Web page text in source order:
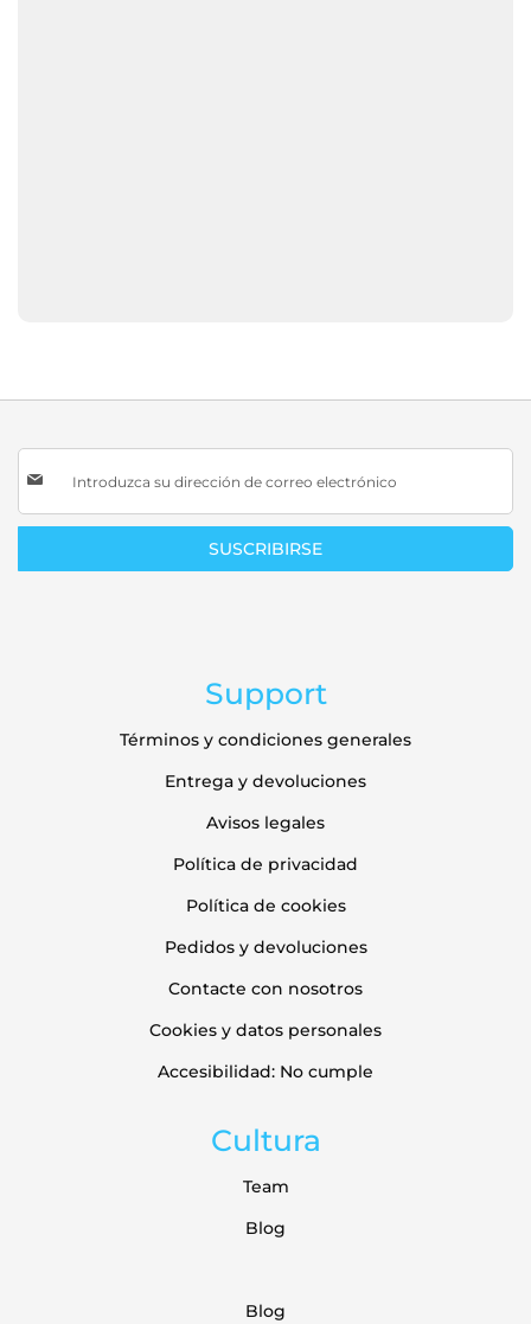
Inscríbase
nuestro
boletín
noticias:
SUSCRIBIRSE
Support
Términos y condiciones generales
Entrega y devoluciones
Avisos legales
Política de privacidad
Política de cookies
Pedidos y devoluciones
Contacte con nosotros
Cookies y datos personales
Accesibilidad: No cumple
Cultura
Team
Blog
Blog